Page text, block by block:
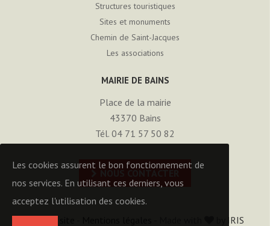
Structures touristiques
Sites et monuments
Chemin de Saint-Jacques
Les associations
MAIRIE DE BAINS
Place de la mairie
43370 Bains
Tél. 04 71 57 50 82
IRIS
Les cookies assurent le bon fonctionnement de
nos services. En utilisant ces derniers, vous
acceptez l'utilisation des cookies.